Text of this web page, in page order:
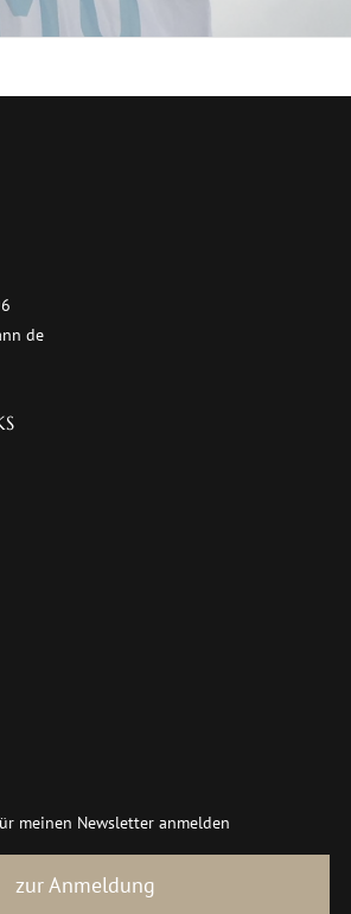
de
meinen Newsletter anmelden
zur Anmeldung